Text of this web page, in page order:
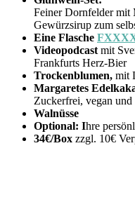
Feiner Dornfelder mit
Gewürzsirup zum
Eine Flasche
Videopodcast mit
Frankfurts Herz-Bier
Trockenblumen, mit
Margaretes
Zuckerfrei, vegan
Walnüsse
Optional: Ihre
34€/Box zzgl. 10€